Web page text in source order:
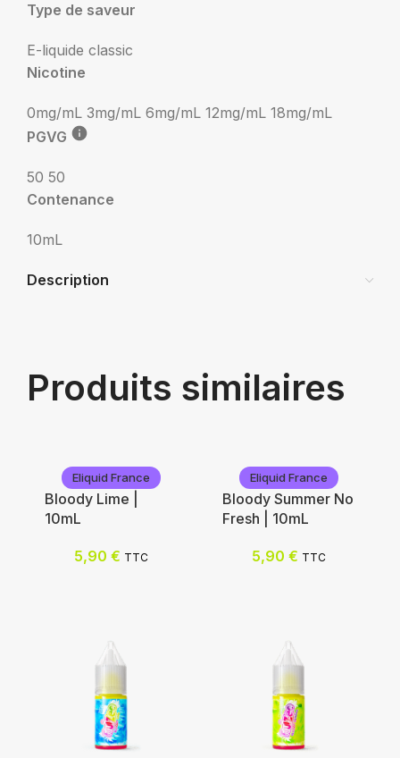
Type de saveur
E-liquide classic
Nicotine
0mg/mL 3mg/mL 6mg/mL 12mg/mL 18mg/mL
PGVG
50 50
Contenance
10mL
Description
Produits similaires
Eliquid France
Bloody Lime |
10mL
5,90 € TTC
Eliquid France
Bloody Summer No
Fresh | 10mL
5,90 € TTC